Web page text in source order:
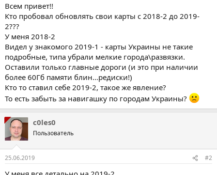
е
н
я
Всем привет!!
Кто пробовал обновлять свои карты с 2018-2 до 2019-
2???
У меня 2018-2
Видел у знакомого 2019-1 - карты Украины не такие
подробные, типа убрали мелкие города\развязки.
Оставили только главные дороги (и это при наличии
более 60Гб памяти блин...редиски!)
Кто то ставил себе 2019-2, такое же явление?
То есть забыть за навигашку по городам Украины?
c0les0
Пользователь
25.06.2019 #2